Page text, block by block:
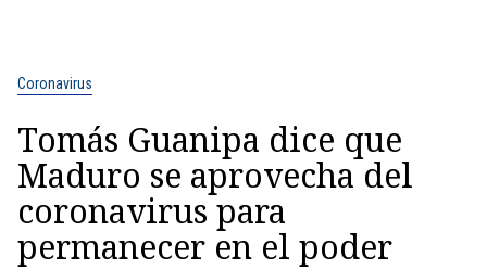
Coronavirus
Tomás Guanipa dice que
Maduro se aprovecha del
coronavirus para
permanecer en el poder